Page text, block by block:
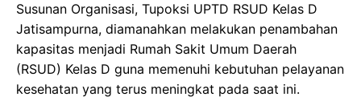
Susunan Organisasi, Tupoksi UPTD RSUD Kelas D
Jatisampurna, diamanahkan melakukan penambahan
kapasitas menjadi Rumah Sakit Umum Daerah
(RSUD) Kelas D guna memenuhi kebutuhan pelayanan
kesehatan yang terus meningkat pada saat ini.